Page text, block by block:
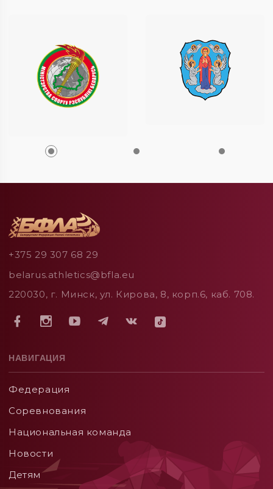
+375 29 307 68 29
belarus.athletics@bfla.eu
220030, г. Минск, ул. Кирова, 8, корп.6, каб. 708.
НАВИГАЦИЯ
Федерация
Соревнования
Национальная команда
Новости
Детям